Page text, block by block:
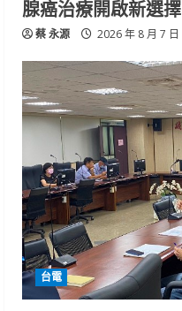
腺癌治療開啟新選擇
蔡 永源 2026 年 8 月 7 日
台電